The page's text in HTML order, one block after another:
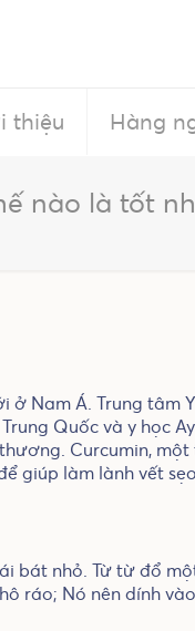
thiệu Hàng
nào là tốt
ở Nam Á. Trung
Quốc và y học
Curcumin,
giúp làm lành vết
bát nhỏ. Từ từ đổ
ráo; Nó nên dính